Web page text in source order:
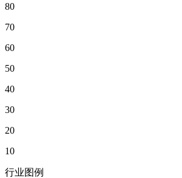
80
70
60
50
40
30
20
10
行业图例